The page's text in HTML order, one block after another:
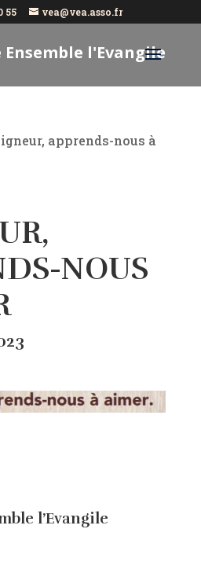
55 vea@vea.asso.fr
Ensemble l'Evangile
apprends-nous à
NOUS
l’Evangile